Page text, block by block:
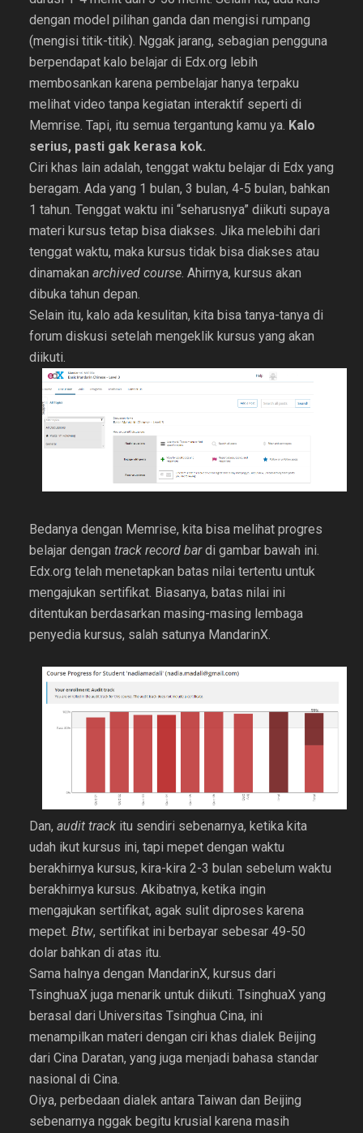
dengan model pilihan ganda dan mengisi rumpang
(mengisi titik-titik). Nggak jarang, sebagian pengguna
berpendapat kalo belajar di Edx.org lebih
membosankan karena pembelajar hanya terpaku
melihat video tanpa kegiatan interaktif seperti di
Memrise. Tapi, itu semua tergantung kamu ya. Kalo
serius, pasti gak kerasa kok.
Ciri khas lain adalah, tenggat waktu belajar di Edx yang
beragam. Ada yang 1 bulan, 3 bulan, 4-5 bulan, bahkan
1 tahun. Tenggat waktu ini “seharusnya” diikuti supaya
materi kursus tetap bisa diakses. Jika melebihi dari
tenggat waktu, maka kursus tidak bisa diakses atau
dinamakan archived course. Ahirnya, kursus akan
dibuka tahun depan.
Selain itu, kalo ada kesulitan, kita bisa tanya-tanya di
forum diskusi setelah mengeklik kursus yang akan
diikuti.
Bedanya dengan Memrise, kita bisa melihat progres
belajar dengan track record bardi gambar bawah ini.
Edx.org telah menetapkan batas nilai tertentu untuk
mengajukan sertifikat. Biasanya, batas nilai ini
ditentukan berdasarkan masing-masing lembaga
penyedia kursus, salah satunya MandarinX.
Dan, audit track itu sendiri sebenarnya, ketika kita
udah ikut kursus ini, tapi mepet dengan waktu
berakhirnya kursus, kira-kira 2-3 bulan sebelum waktu
berakhirnya kursus. Akibatnya, ketika ingin
mengajukan sertifikat, agak sulit diproses karena
mepet. Btw, sertifikat ini berbayar sebesar 49-50
dolar bahkan di atas itu.
Sama halnya dengan MandarinX, kursus dari
TsinghuaX juga menarik untuk diikuti. TsinghuaX yang
berasal dari Universitas Tsinghua Cina, ini
menampilkan materi dengan ciri khas dialek Beijing
dari Cina Daratan, yang juga menjadi bahasa standar
nasional di Cina.
Oiya, perbedaan dialek antara Taiwan dan Beijing
sebenarnya nggak begitu krusial karena masih